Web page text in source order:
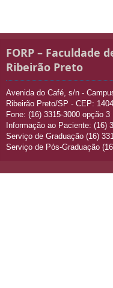
FORP – Faculdade
Ribeirão Preto
Avenida do Café, s/n -
Ribeirão Preto/SP - CEP:
Fone: (16) 3315-3000 opção 3
Informação ao Paciente: (16)
Serviço de Graduação (16)
Serviço de Pós-Graduação